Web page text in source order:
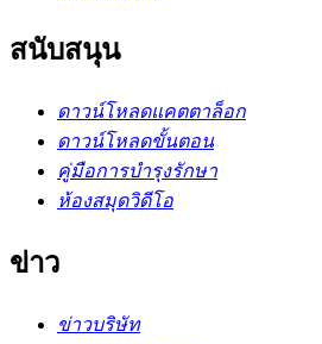
สนับสนุน
ดาวน์โหลดแคตตาล็อก
ดาวน์โหลดขั้นตอน
คู่มือการบำรุงรักษา
ห้องสมุดวิดีโอ
ข่าว
ข่าวบริษัท